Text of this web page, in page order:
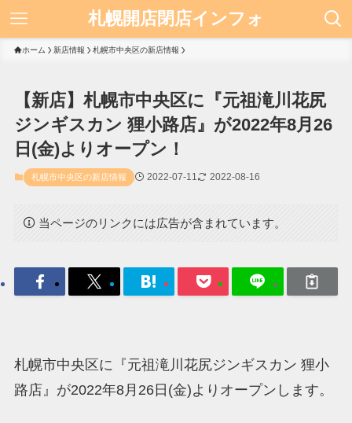
札幌開店閉店インフォ
ホーム 新店情報 札幌市中央区の新店情報
【新店】札幌市中央区に『元祖滝川花尻
ジンギスカン 狸小路店』が2022年8月26
日(金)よりオープン！
札幌市中央区の新店情報 2022-07-11 2022-08-16
当ページのリンクには広告が含まれています。
札幌市中央区に『元祖滝川花尻ジンギスカン 狸小
路店』が2022年8月26日(金)よりオープンします。